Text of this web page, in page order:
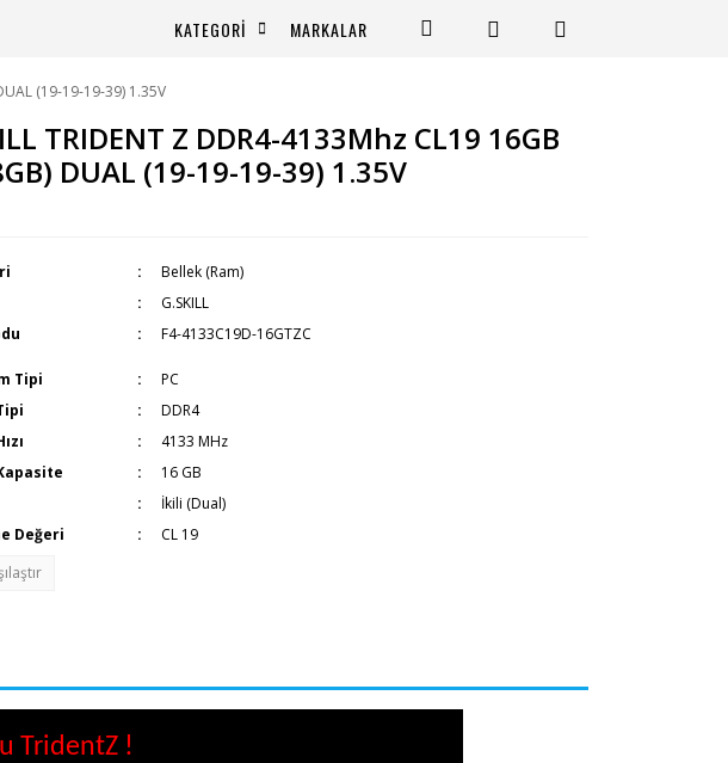
KATEGORİ MARKALAR
(19-19-19-39) 1.35V
TRIDENT Z DDR4-4133Mhz CL19 16GB
DUAL (19-19-19-39) 1.35V
Bellek (Ram)
G.SKILL
F4-4133C19D-16GTZC
Tipi
PC
DDR4
4133 MHz
16 GB
İkili (Dual)
Değeri
CL 19
TridentZ !